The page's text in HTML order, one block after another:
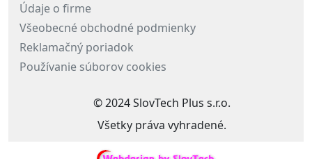
Údaje o firme
Všeobecné obchodné podmienky
Reklamačný poriadok
Používanie súborov cookies
© 2024 SlovTech Plus s.r.o.
Všetky práva vyhradené.